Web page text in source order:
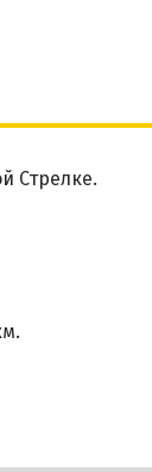
Стрелке.